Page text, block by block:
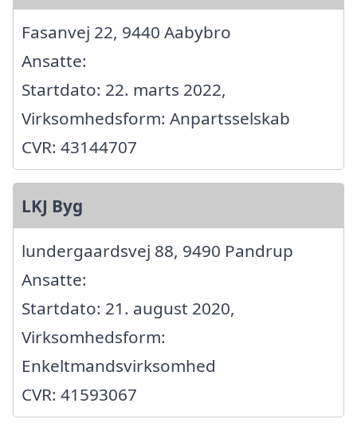
Fasanvej 22, 9440 Aabybro
Ansatte:
Startdato: 22. marts 2022,
Virksomhedsform: Anpartsselskab
CVR: 43144707
LKJ Byg
lundergaardsvej 88, 9490 Pandrup
Ansatte:
Startdato: 21. august 2020,
Virksomhedsform:
Enkeltmandsvirksomhed
CVR: 41593067